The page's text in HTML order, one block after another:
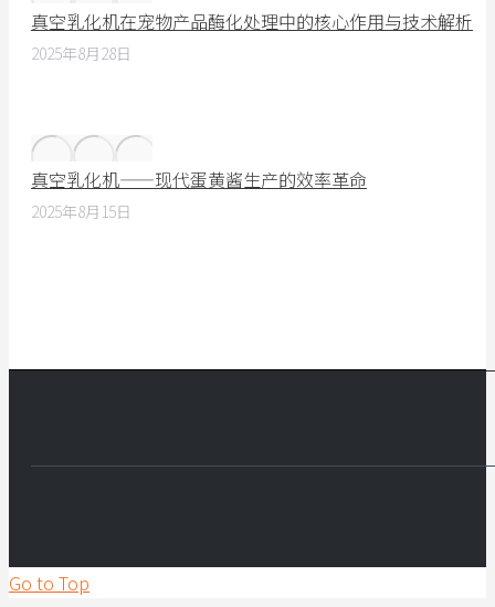
真空乳化机在宠物产品酶化处理中的核心作用与技术解析
2025年8月28日
真空乳化机——现代蛋黄酱生产的效率革命
2025年8月15日
Go to Top